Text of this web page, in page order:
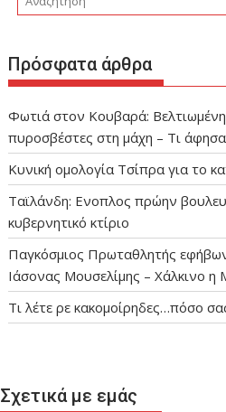
Πρόσφατα άρθρα
Φωτιά στον Κουβαρά:
πυροσβέστες στη μάχη – Τι
Κυνική ομολογία Τσίπρα για το
Ταϊλάνδη: Ενοπλος πρώην
κυβερνητικό κτίριο
Παγκόσμιος Πρωταθλητής
Ιάσονας Μουσελίμης – Χάλκινο η
Τι λέτε ρε κακομοίρηδες…πόσο
Σχετικά με εμάς